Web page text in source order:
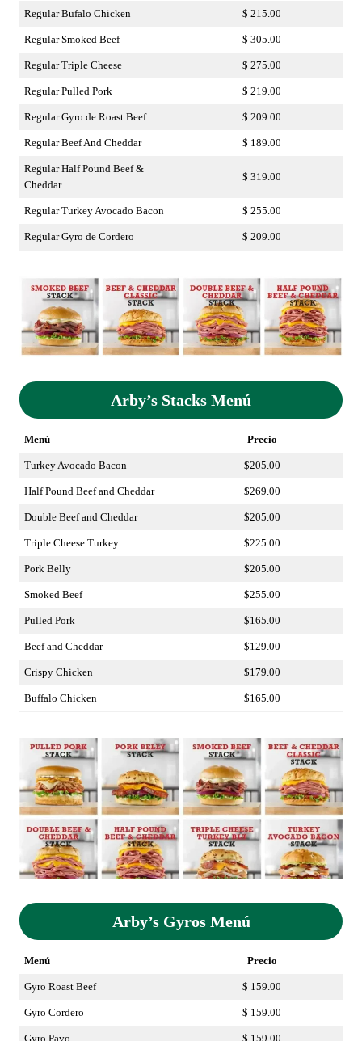
Regular Bufalo Chicken $ 215.00
Regular Smoked Beef $ 305.00
Regular Triple Cheese $ 275.00
Regular Pulled Pork $ 219.00
Regular Gyro de Roast Beef $ 209.00
Regular Beef And Cheddar $ 189.00
Regular Half Pound Beef &
Cheddar
$ 319.00
Regular Turkey Avocado Bacon $ 255.00
Regular Gyro de Cordero $ 209.00
Arby’s Stacks Menú
Menú Precio
Turkey Avocado Bacon $205.00
Half Pound Beef and Cheddar $269.00
Double Beef and Cheddar $205.00
Triple Cheese Turkey $225.00
Pork Belly $205.00
Smoked Beef $255.00
Pulled Pork $165.00
Beef and Cheddar $129.00
Crispy Chicken $179.00
Buffalo Chicken $165.00
Arby’s Gyros Menú
Menú Precio
Gyro Roast Beef $ 159.00
Gyro Cordero $ 159.00
Gyro Pavo $ 159.00